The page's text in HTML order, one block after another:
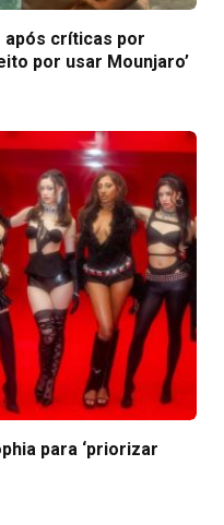
após críticas por
por usar Mounjaro’
para ‘priorizar